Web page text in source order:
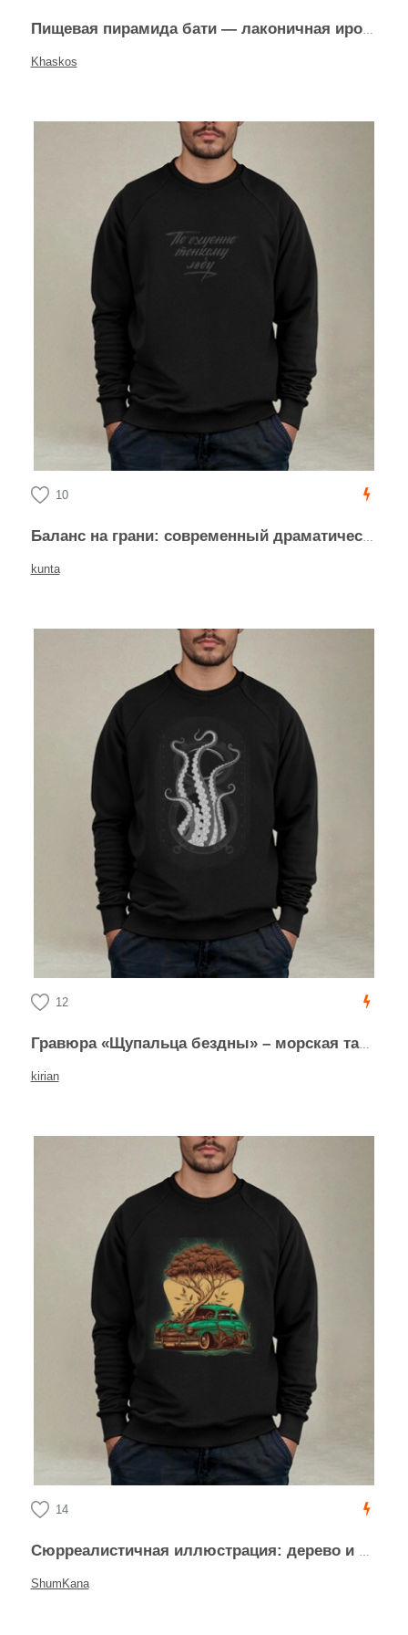
Пищевая пирамида бати — лаконичная ирония
Khaskos
10
Баланс на грани: современный драматический леттеринг
kunta
12
Гравюра «Щупальца бездны» – морская тайна
kirian
14
Сюрреалистичная иллюстрация: дерево и винтажный автомобиль
ShumKana